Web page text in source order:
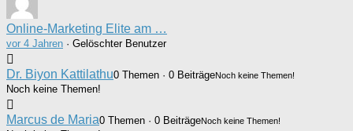
Online-Marketing Elite am …
vor 4 Jahren · Gelöschter Benutzer
Dr. Biyon Kattilathu0 Themen · 0 BeiträgeNoch keine Themen!
Noch keine Themen!
Marcus de Maria0 Themen · 0 BeiträgeNoch keine Themen!